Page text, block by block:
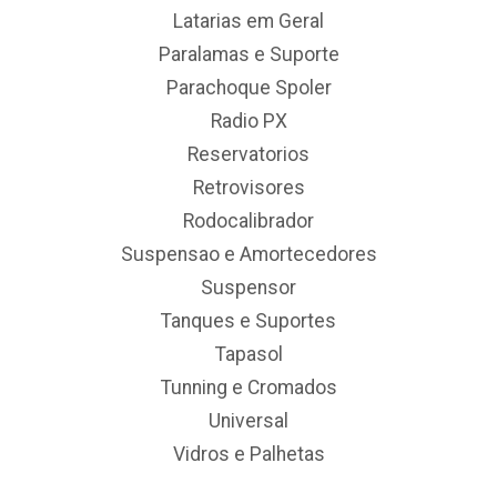
Latarias em Geral
Paralamas e Suporte
Parachoque Spoler
Radio PX
Reservatorios
Retrovisores
Rodocalibrador
Suspensao e Amortecedores
Suspensor
Tanques e Suportes
Tapasol
Tunning e Cromados
Universal
Vidros e Palhetas